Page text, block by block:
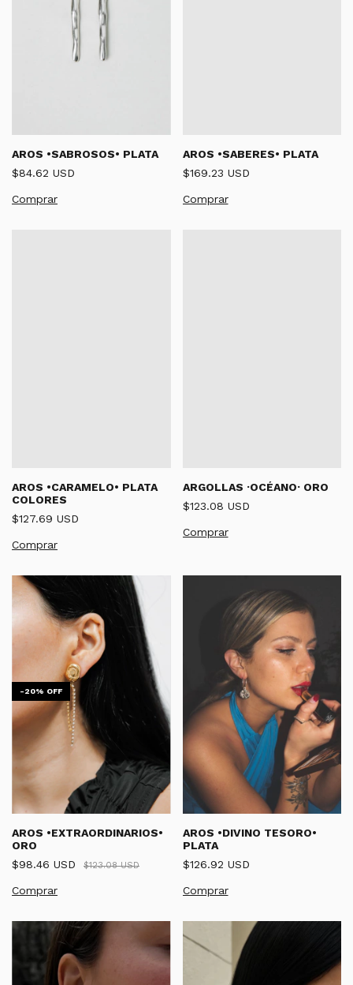
AROS •SABROSOS• PLATA
$84.62 USD
AROS •SABERES• PLATA
$169.23 USD
Comprar
AROS •CARAMELO• PLATA
COLORES
$127.69 USD
Comprar
ARGOLLAS ·OCÉANO· ORO
$123.08 USD
-20% OFF
AROS •EXTRAORDINARIOS•
ORO
$98.46 USD
$123.08 USD
AROS •DIVINO TESORO•
PLATA
$126.92 USD
Comprar